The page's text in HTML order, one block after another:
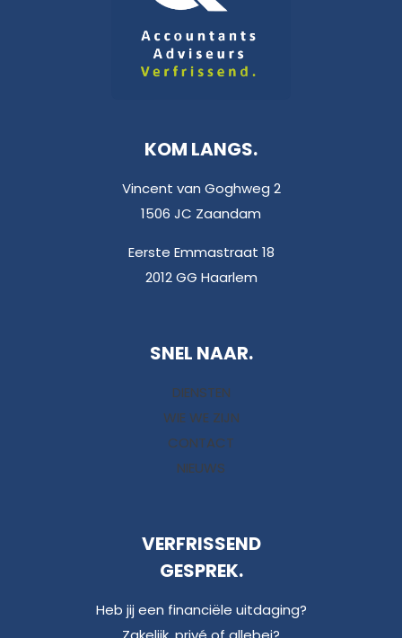
KOM LANGS.
Vincent van Goghweg 2
1506 JC Zaandam
Eerste Emmastraat 18
2012 GG Haarlem
SNEL NAAR.
DIENSTEN
WIE WE ZIJN
CONTACT
NIEUWS
VERFRISSEND
GESPREK.
Heb jij een financiële uitdaging?